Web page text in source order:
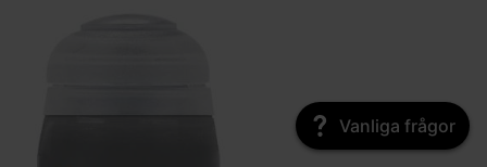
Vanliga frågor